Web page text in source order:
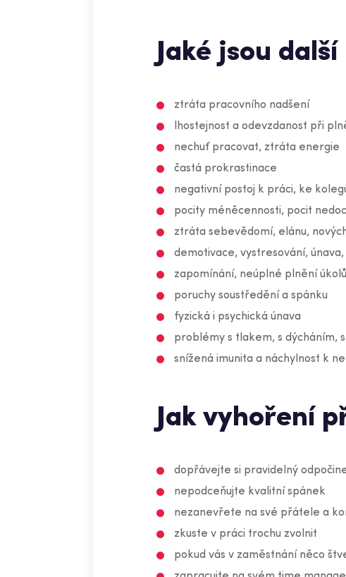
Jaké jsou
ztráta pracovního nadšení
lhostejnost a odevzdanost při
nechuť pracovat, ztráta energie
častá prokrastinace
negativní postoj k práci, ke
pocity méněcennosti, pocit
ztráta sebevědomí, elánu,
demotivace, vystresování,
zapomínání, neúplné plnění úkolů
poruchy soustředění a spánku
fyzická i psychická únava
problémy s tlakem, s dýcháním,
snížená imunita a náchylnost k
Jak vyhoření
dopřávejte si pravidelný
nepodceňujte kvalitní spánek
nezanevřete na své přátele a
zkuste v práci trochu zvolnit
pokud vás v zaměstnání něco